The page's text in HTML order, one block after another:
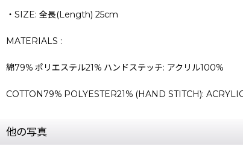
・SIZE: 全長(Length) 25cm
MATERIALS :
綿79% ポリエステル21% ハンドステッチ: アクリル100%
COTTON79% POLYESTER21% (HAND STITCH):
他の写真